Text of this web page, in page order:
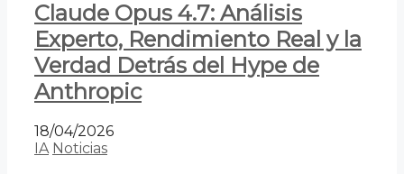
Claude Opus 4.7: Análisis
Experto, Rendimiento Real y la
Verdad Detrás del Hype de
Anthropic
18/04/2026
IA Noticias